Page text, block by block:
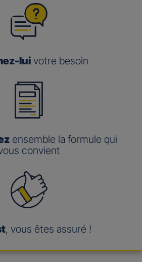
luivotre besoin
ensemble la formule qui
convient
, vous êtes assuré !